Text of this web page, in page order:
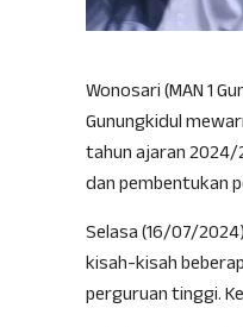
Wonosari (MAN 1
Gunungkidul
tahun ajaran 2024/
dan pembentukan
Selasa (16/07/
kisah-kisah
perguruan tinggi.